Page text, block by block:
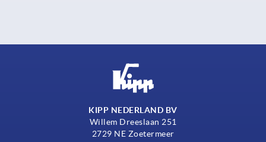
KIPP NEDERLAND BV
Willem Dreeslaan 251
2729 NE Zoetermeer